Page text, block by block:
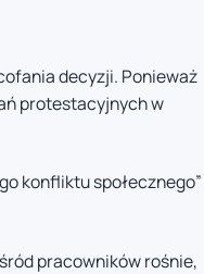
decyzji. Ponieważ
protestacyjnych w
konfliktu społecznego”
pracowników rośnie,